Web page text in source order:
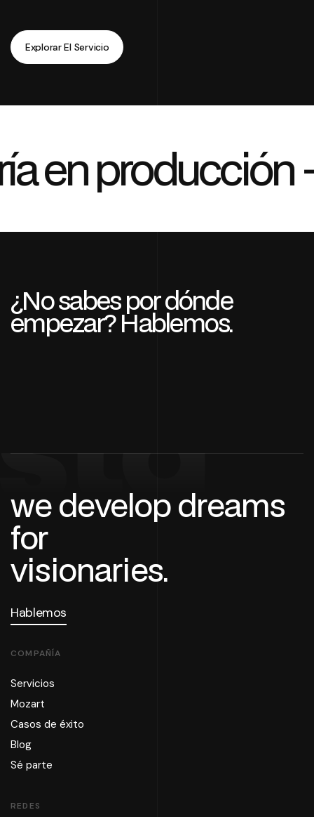
Explorar El Servicio
en
¿No sabes por dónde
empezar? Hablemos.
we develop dreams
for
visionaries.
Hablemos
COMPAÑÍA
Servicios
Mozart
Casos de éxito
Blog
Sé parte
REDES